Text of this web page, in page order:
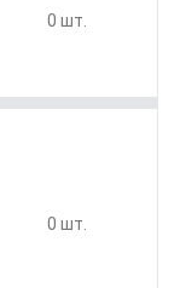
0 шт.
0 шт.